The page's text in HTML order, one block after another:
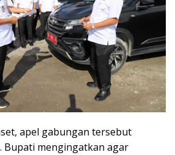
apel gabungan tersebut
Bupati mengingatkan agar